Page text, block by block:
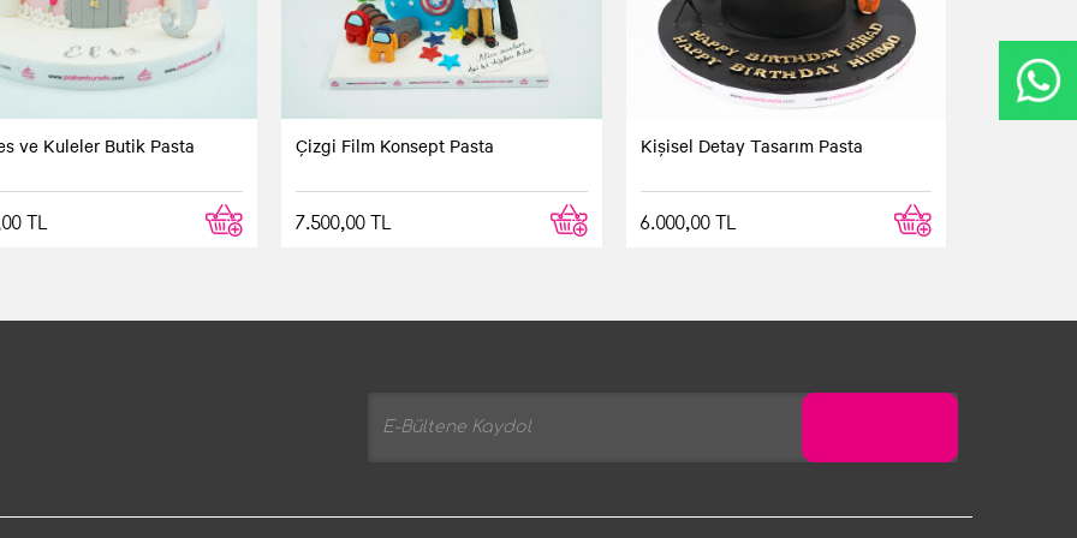
ve Kuleler Butik Pasta
TL
Çizgi Film Konsept Pasta
7.500,00 TL
Kişisel Detay Tasarım Pasta
6.000,00 TL